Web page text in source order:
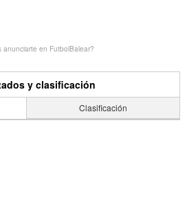
anunciarte en FutbolBalear?
y clasificación
Clasificación